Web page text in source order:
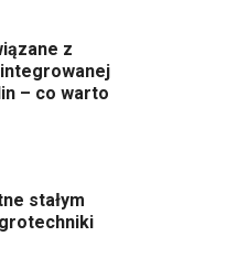
z
– co warto
stałym